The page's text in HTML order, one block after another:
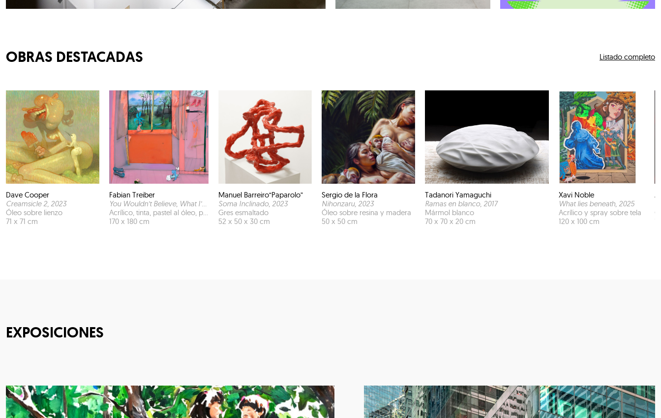
OBRAS DESTACADAS Listado completo
Dave Cooper
Creamsicle 2, 2023
Óleo sobre lienzo
71 x 71 cm
Fabian Treiber
You Wouldn’t Believe, What I’ve Been Through
, 2025
Acrílico, tinta, pastel al óleo, pastel y papel sobre lienzo
170 x 180 cm
Manuel Barreiro“Paparolo”
Soma Inclinado, 2023
Gres esmaltado
52 x 50 x 30 cm
Sergio de la Flora
Nihonzaru, 2023
Óleo sobre resina y madera
50 x 50 cm
Tadanori Yamaguchi
Ramas en blanco, 2017
Mármol blanco
70 x 70 x 20 cm
Xavi Noble
What lies beneath, 2025
Acrílico y spray sobre tela
120 x 100 cm
EXPOSICIONES